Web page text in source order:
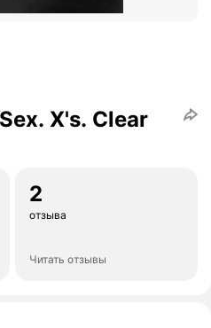
X's. Clear
2
отзыва
Читать отзывы